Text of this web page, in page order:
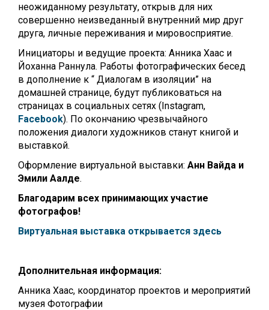
неожиданному результату, открыв для них
совершенно неизведанный внутренний мир друг
друга, личные переживания и мировосприятие.
Инициаторы и ведущие проекта: Анника Хаас и
Йоханна Раннула. Работы фотографических бесед
в дополнение к “ Диалогам в изоляции” на
домашней странице, будут публиковаться на
страницах в социальных сетях (Instagram,
Facebook). По окончанию чрезвычайного
положения диалоги художников станут книгой и
выставкой.
Оформление виртуальной выставки: Анн Вайда и
Эмили Аалде.
Благодарим всех принимающих участие
фотографов!
Виртуальная выставка открывается здесь
Дополнительная информация:
Анника Хаас, координатор проектов и мероприятий
музея Фотографии